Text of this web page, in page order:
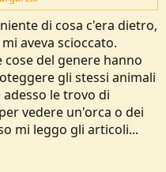
dei cetacei, ce l'hanno
di comunicazione errata
restano animali incredibili,
coordinarsi tra loroe pure
e non entro nel merito del
sono del tutto contro
),
la mole enorme di dati sulle
addosso con i fucili a
di cosa c'era dietro,
aveva scioccato.
cose del genere hanno
gli stessi animali
le trovo di
vedere un'orca o dei
mi leggo gli articoli...